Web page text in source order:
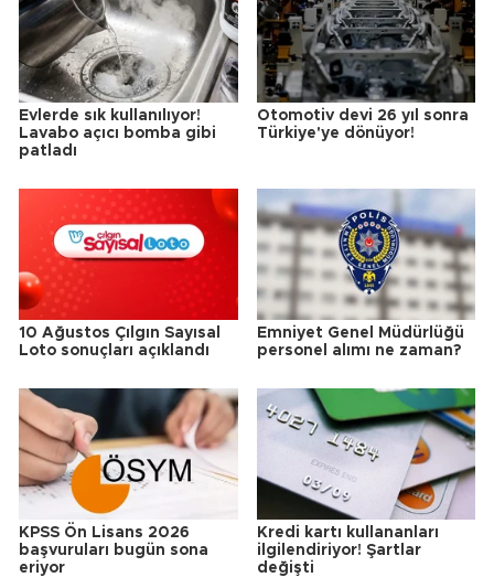
Evlerde sık kullanılıyor!
Lavabo açıcı bomba gibi
patladı
Otomotiv devi 26 yıl sonra
Türkiye'ye dönüyor!
10 Ağustos Çılgın Sayısal
Loto sonuçları açıklandı
Emniyet Genel Müdürlüğü
personel alımı ne zaman?
KPSS Ön Lisans 2026
başvuruları bugün sona
eriyor
Kredi kartı kullananları
ilgilendiriyor! Şartlar
değişti